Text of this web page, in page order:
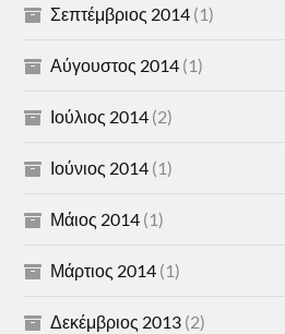
Σεπτέμβριος 2014 (1)
Αύγουστος 2014 (1)
Ιούλιος 2014 (2)
Ιούνιος 2014 (1)
Μάιος 2014 (1)
Μάρτιος 2014 (1)
Δεκέμβριος 2013 (2)